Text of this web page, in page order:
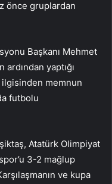
önce gruplardan
Başkanı Mehmet
yaptığı
ilgisinden memnun
futbolu
Atatürk Olimpiyat
3-2 mağlup
ve kupa